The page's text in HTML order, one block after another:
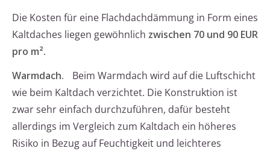
Die Kosten für eine Flachdachdämmung in Form eines
Kaltdaches liegen gewöhnlich zwischen 70 und 90 EUR
pro m².
Warmdach.
Beim Warmdach wird auf die Luftschicht
wie beim Kaltdach verzichtet. Die Konstruktion ist
zwar sehr einfach durchzuführen, dafür besteht
allerdings im Vergleich zum Kaltdach ein höheres
Risiko in Bezug auf Feuchtigkeit und leichteres